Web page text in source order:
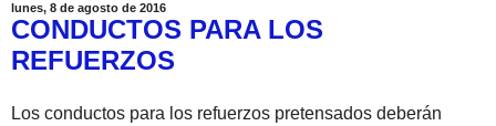
lunes, 8 de agosto de 2016
CONDUCTOS PARA LOS
REFUERZOS
Los conductos para los refuerzos pretensados deberán